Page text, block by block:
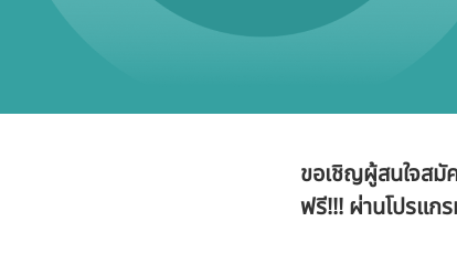
ขอเชิญผู้สนใจสมั
ฟรี!!! ผ่านโปรแก